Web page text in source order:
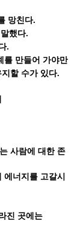
망친다.
했다.
.
를 만들어 가야만
할 수가 있다.
사람에 대한 존
너지를 고갈시
진 곳에는